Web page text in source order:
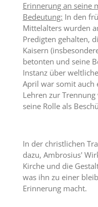
Erinnerung an seine
Bedeutung: In den
Mittelalters wurden
Predigten gehalten,
Kaisern
betonten und seine
Instanz über
April war somit auch
Lehren zur
seine Rolle als
In der christlichen
dazu, Ambrosius'
Kirche und die
was ihn zu einer
Erinnerung macht.